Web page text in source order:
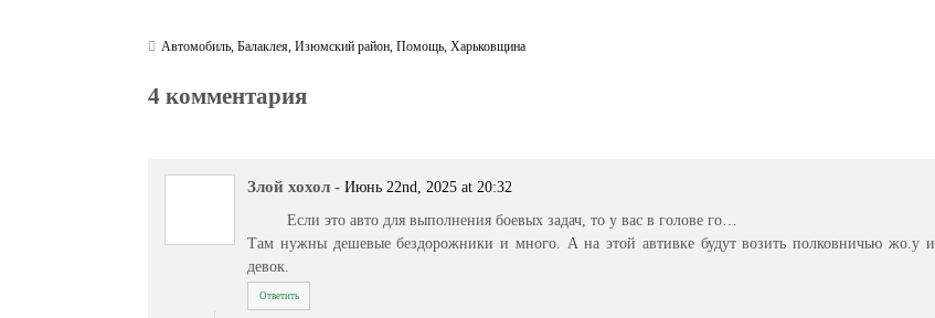
Автомобиль,Балаклея,Изюмский район,Помощь,Харьковщина
4 комментария
Злой хохол - Июнь 22nd, 2025 at 20:32
Если это авто для выполнения боевых задач, то у вас в голове го…
Там нужны дешевые бездорожники и много. А на этой автивке будут возить полковничью жо.у и
девок.
Ответить